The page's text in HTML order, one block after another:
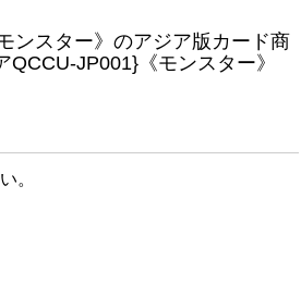
ンスター》のアジア版カード商
JP001}《モンスター》
。